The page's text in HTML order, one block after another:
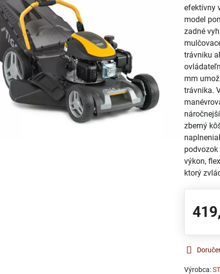
efektívny
model
zadné
trávniku
mm
trávnika.
zberný
výkon,
ktorý
Výrobca: